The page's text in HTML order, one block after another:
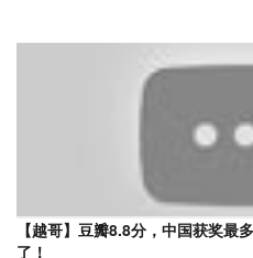
【越哥】豆瓣8.8分，中国获奖最
了！